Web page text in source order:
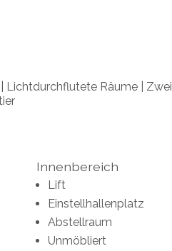
Lichtdurchflutete Räume | Zwei
Innenbereich
Lift
Einstellhallenplatz
Abstellraum
Unmöbliert